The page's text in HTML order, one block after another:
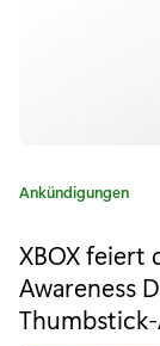
K
e
g
o
Ankündigungen
XBOX feiert
Awareness